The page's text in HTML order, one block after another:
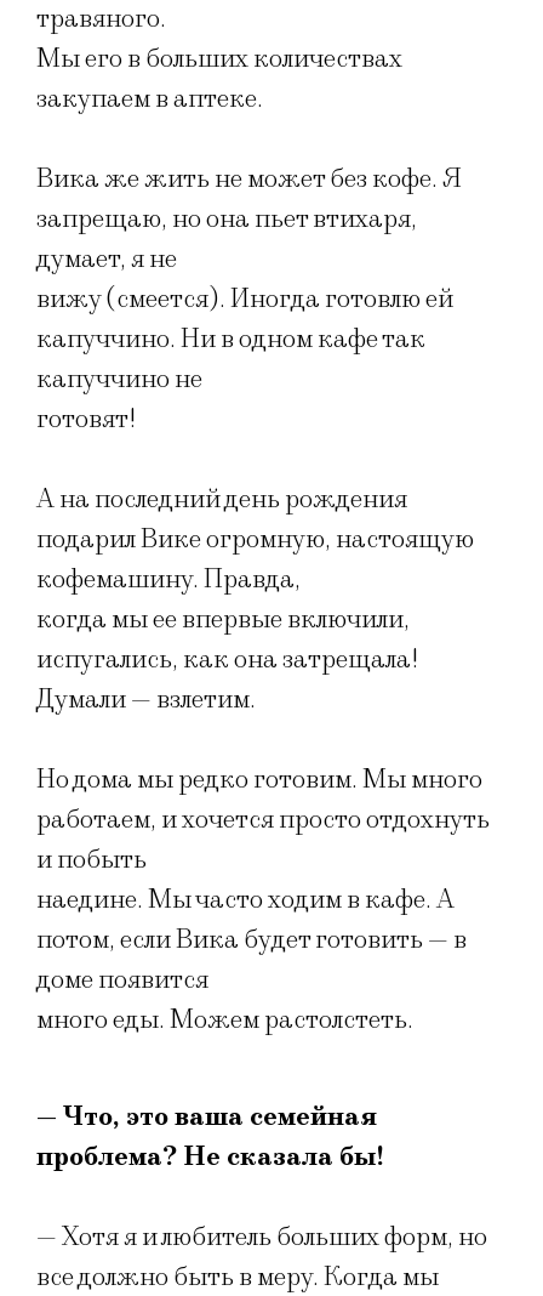
травяного.
Мы его в больших количествах
закупаем в аптеке.
Вика же жить не может без кофе. Я
запрещаю, но она пьет втихаря,
думает, я не
вижу (смеется). Иногда готовлю ей
капуччино. Ни в одном кафе так
капуччино не
готовят!
А на последний день рождения
подарил Вике огромную, настоящую
кофемашину. Правда,
когда мы ее впервые включили,
испугались, как она затрещала!
Думали — взлетим.
Но дома мы редко готовим. Мы много
работаем, и хочется просто отдохнуть
и побыть
наедине. Мы часто ходим в кафе. А
потом, если Вика будет готовить — в
доме появится
много еды. Можем растолстеть.
— Что, это ваша семейная
проблема? Не сказала бы!
— Хотя я и любитель больших форм, но
все должно быть в меру. Когда мы